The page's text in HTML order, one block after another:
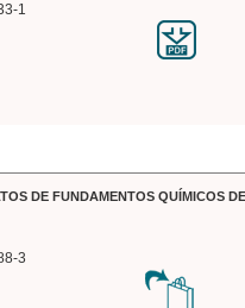
1
DE FUNDAMENTOS QUÍMICOS
3